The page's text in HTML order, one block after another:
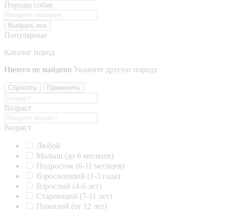
Породы собак
Выбрать все
Популярные
Каталог пород
Ничего не найдено Укажите другую породу
Сбросить Применить
Возраст
Возраст
Любой
Малыш (до 6 месяцев)
Подросток (6-11 месяцев)
Взрослеющий (1-3 года)
Взрослый (4-6 лет)
Стареющий (7-11 лет)
Пожилой (от 12 лет)